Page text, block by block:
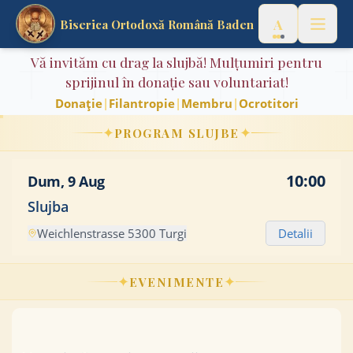
Biserica Ortodoxă Română Baden A
Acasă 🇷🇴Română▼
Despre noi
Istoria parohiei
Preotul nostru
Ocrotitorii Parohiei
Album foto & video
Vă invităm cu drag la slujbă! Mulțumiri pentru
sprijinul în donație sau voluntariat!
Donație| Filantropie| Membru |Ocrotitori
✦PROGRAM SLUJBE ✦
Dum, 9 Aug 10:00
Slujba
Weichlenstrasse 5300 Turgi Detalii
✦EVENIMENTE ✦